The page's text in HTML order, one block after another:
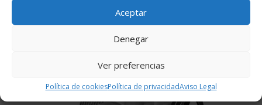
Aceptar
Denegar
Ver preferencias
Política de cookiesPolítica de privacidadAviso Legal